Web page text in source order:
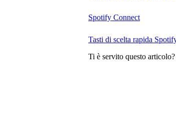
Spotify Connect
Tasti di scelta rapida
Ti è servito questo articolo?